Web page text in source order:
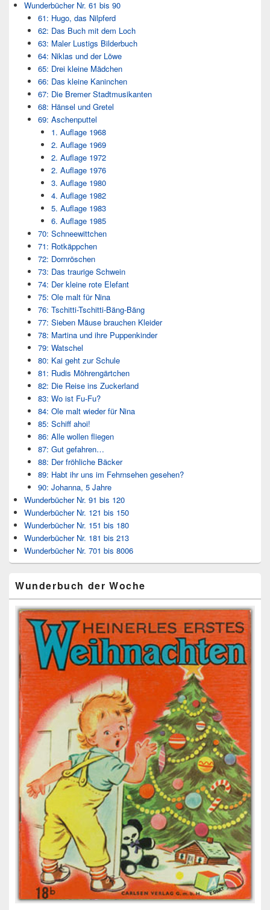
Wunderbücher Nr. 61 bis 90
61: Hugo, das Nilpferd
62: Das Buch mit dem Loch
63: Maler Lustigs Bilderbuch
64: Niklas und der Löwe
65: Drei kleine Mädchen
66: Das kleine Kaninchen
67: Die Bremer Stadtmusikanten
68: Hänsel und Gretel
69: Aschenputtel
1. Auflage 1968
2. Auflage 1969
2. Auflage 1972
2. Auflage 1976
3. Auflage 1980
4. Auflage 1982
5. Auflage 1983
6. Auflage 1985
70: Schneewittchen
71: Rotkäppchen
72: Dornröschen
73: Das traurige Schwein
74: Der kleine rote Elefant
75: Ole malt für Nina
76: Tschitti-Tschitti-Bäng-Bäng
77: Sieben Mäuse brauchen Kleider
78: Martina und ihre Puppenkinder
79: Watschel
80: Kai geht zur Schule
81: Rudis Möhrengärtchen
82: Die Reise ins Zuckerland
83: Wo ist Fu-Fu?
84: Ole malt wieder für Nina
85: Schiff ahoi!
86: Alle wollen fliegen
87: Gut gefahren…
88: Der fröhliche Bäcker
89: Habt ihr uns im Fehrnsehen gesehen?
90: Johanna, 5 Jahre
Wunderbücher Nr. 91 bis 120
Wunderbücher Nr. 121 bis 150
Wunderbücher Nr. 151 bis 180
Wunderbücher Nr. 181 bis 213
Wunderbücher Nr. 701 bis 8006
Wunderbuch der Woche